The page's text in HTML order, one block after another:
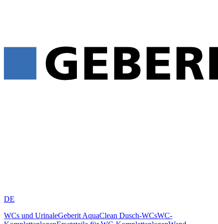
DE
WCs und UrinaleGeberit AquaClean Dusch-WCsWC-